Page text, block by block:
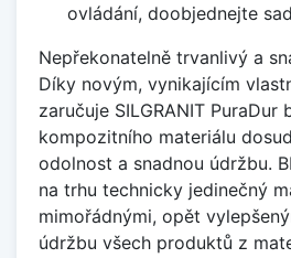
ovládání, doobjednejte
Nepřekonatelně trvanlivý a
Díky novým, vynikajícím
zaručuje SILGRANIT PuraDur
kompozitního materiálu
odolnost a snadnou údržbu.
na trhu technicky jedinečný
mimořádnými, opět
údržbu všech produktů z